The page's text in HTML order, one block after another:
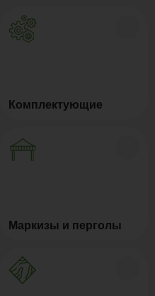
Комплектующие
Маркизы и перголы